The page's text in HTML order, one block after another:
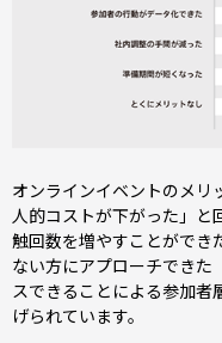
オンラインイベントのメリ
人的コストが下がった」と
触回数を増やすことができ
ない方にアプローチできた
スできることによる参加
げられています。